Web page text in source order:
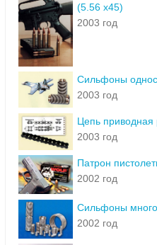
(5.56 х45)
2003 год
Сильфоны
2003 год
Цепь
2003 год
Патрон
2002 год
Сильфоны
2002 год